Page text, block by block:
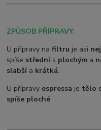
ZPŮSOB PŘÍPRAVY:
U přípravy nafiltru je asi
spíše střední s plochým a
slabší a krátká.
U přípravy espressa je tělo
spíše ploché.